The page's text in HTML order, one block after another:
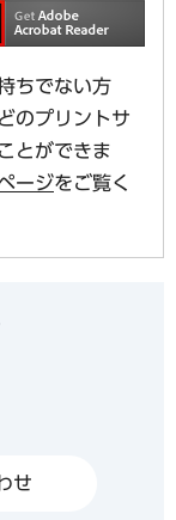
ちでない方
のプリントサ
とができま
ージをご覧く
せ